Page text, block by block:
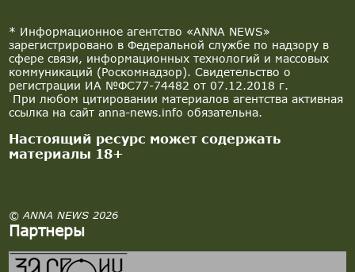
* Информационное агентство «ANNA NEWS»
зарегистрировано в Федеральной службе по надзору в
сфере связи, информационных технологий и массовых
коммуникаций (Роскомнадзор). Свидетельство о
регистрации ИА №ФС77-74482 от 07.12.2018 г.
При любом цитировании материалов агентства активная
ссылка на сайт anna-news.info обязательна.
Настоящий ресурс может содержать
материалы 18+
© ANNA NEWS 2026
Партнеры